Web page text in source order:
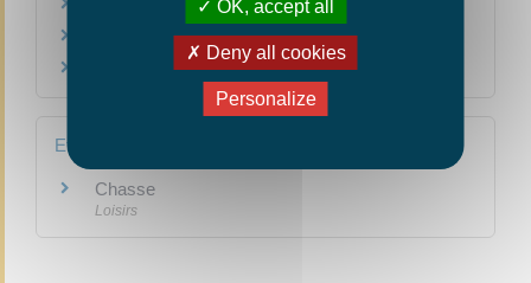
Un mineur peut-il détenir une arme ?
Peut-on porter et transporter une arme ?
Et aussi
Chasse
Loisirs
OK, accept all
Deny all cookies
Personalize